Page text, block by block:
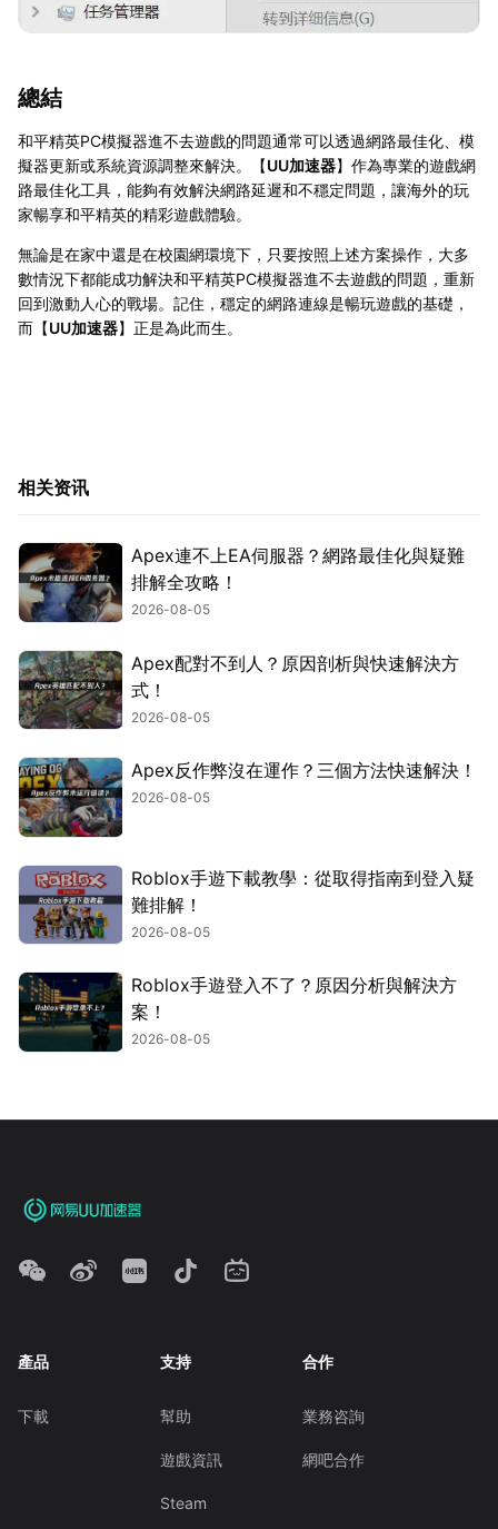
總結
和平精英PC模擬器進不去遊戲的問題通常可以透過網路最佳化、模
擬器更新或系統資源調整來解決。【UU加速器】作為專業的遊戲網
路最佳化工具，能夠有效解決網路延遲和不穩定問題，讓海外的玩
家暢享和平精英的精彩遊戲體驗。
無論是在家中還是在校園網環境下，只要按照上述方案操作，大多
數情況下都能成功解決和平精英PC模擬器進不去遊戲的問題，重新
回到激動人心的戰場。記住，穩定的網路連線是暢玩遊戲的基礎，
而【UU加速器】正是為此而生。
相关资讯
Apex連不上EA伺服器？網路最佳化與疑難
排解全攻略！
2026-08-05
Apex配對不到人？原因剖析與快速解決方
式！
2026-08-05
Apex反作弊沒在運作？三個方法快速解決！
2026-08-05
Roblox手遊下載教學：從取得指南到登入疑
難排解！
2026-08-05
Roblox手遊登入不了？原因分析與解決方
案！
2026-08-05
產品
下載
支持
幫助
遊戲資訊
Steam
合作
業務咨詢
網吧合作